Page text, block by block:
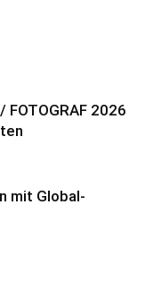
FOTOGRAF 2026
mit Global-